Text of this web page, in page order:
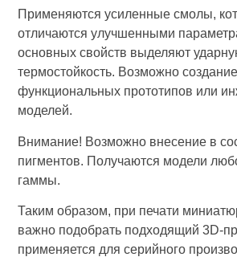
Применяются усиленные смолы,
отличаются улучшенными
основных свойств выделяют
термостойкость. Возможно создание
функциональных прототипов или
моделей.
Внимание! Возможно внесение в
пигментов. Получаются модели
гаммы.
Таким образом, при печати
важно подобрать подходящий 3D-
применяется для серийного